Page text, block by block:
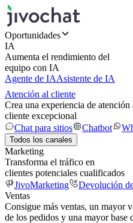
Oportunidades
IA
Aumenta el rendimiento del
equipo con IA
Agente de IAAsistente de IA
Atención al cliente
Crea una experiencia de atención
cliente excepcional
Chat para sitios
Chatbot
Todos los canales
Marketing
Transforma el tráfico en
clientes potenciales cualificados
JivoMarketing
Devolución
Ventas
Consigue más ventas, un mayor
de los pedidos y una mayor base